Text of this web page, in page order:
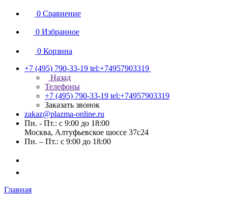
0 Сравнение
0 Избранное
0 Корзина
+7 (495) 790-33-19 tel:+74957903319
Назад
Телефоны
+7 (495) 790-33-19 tel:+74957903319
Заказать звонок
zakaz@plazma-online.ru
Пн. - Пт.: с 9:00 до 18:00
Москва, Алтуфьевское шоссе 37с24
Пн. – Пт.: с 9:00 до 18:00
Главная